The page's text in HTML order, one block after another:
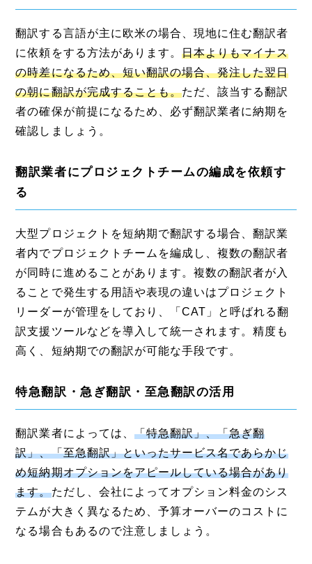
翻訳する言語が主に欧米の場合、現地に住む翻訳者
に依頼をする方法があります。 日本よりもマイナス
の時差になるため、短い翻訳の場合、発注した翌日
の朝に翻訳が完成することも。ただ、該当する翻訳
者の確保が前提になるため、必ず翻訳業者に納期を
確認しましょう。
翻訳業者にプロジェクトチームの編成を依頼す
る
大型プロジェクトを短納期で翻訳する場合、翻訳業
者内でプロジェクトチームを編成し、複数の翻訳者
が同時に進めることがあります。複数の翻訳者が入
ることで発生する用語や表現の違いはプロジェクト
リーダーが管理をしており、「CAT」と呼ばれる翻
訳支援ツールなどを導入して統一されます。精度も
高く、短納期での翻訳が可能な手段です。
特急翻訳・急ぎ翻訳・至急翻訳の活用
翻訳業者によっては、 「特急翻訳」、「急ぎ翻
訳」、「至急翻訳」といったサービス名であらかじ
め短納期オプションをアピールしている場合があり
ます。ただし、会社によってオプション料金のシス
テムが大きく異なるため、予算オーバーのコストに
なる場合もあるので注意しましょう。